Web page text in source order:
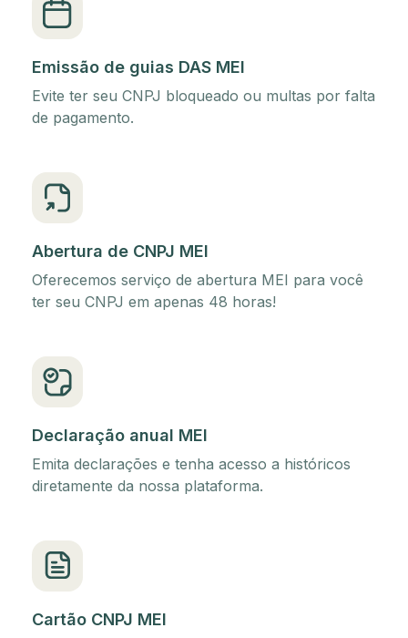
Emissão de guias DAS MEI
Evite ter seu CNPJ bloqueado ou multas por falta
de pagamento.
Abertura de CNPJ MEI
Oferecemos serviço de abertura MEI para você
ter seu CNPJ em apenas 48 horas!
Declaração anual MEI
Emita declarações e tenha acesso a históricos
diretamente da nossa plataforma.
Cartão CNPJ MEI